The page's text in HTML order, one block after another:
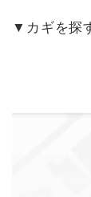
▼カギを探